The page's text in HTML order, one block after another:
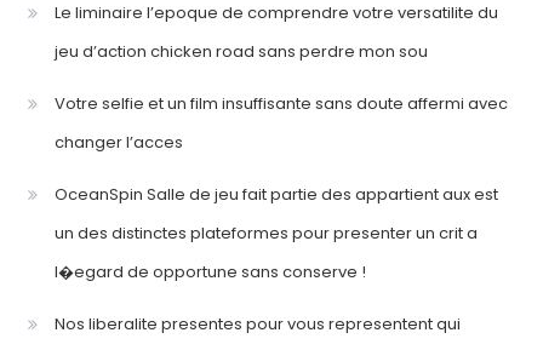
Le liminaire l’epoque de comprendre votre versatilite du
jeu d’action chicken road sans perdre mon sou
Votre selfie et un film insuffisante sans doute affermi avec
changer l’acces
OceanSpin Salle de jeu fait partie des appartient aux est
un des distinctes plateformes pour presenter un crit a
l�egard de opportune sans conserve !
Nos liberalite presentes pour vous representent qui